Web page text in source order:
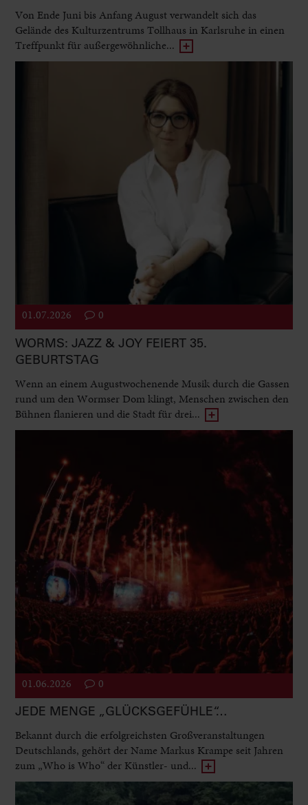
Von Ende Juni bis Anfang August verwandelt sich das
Gelände des Kulturzentrums Tollhaus in Karlsruhe in einen
Treffpunkt für außergewöhnliche...
01.07.2026 0
WORMS: JAZZ & JOY FEIERT 35.
GEBURTSTAG
Wenn an einem Augustwochenende Musik durch die Gassen
rund um den Wormser Dom klingt, Menschen zwischen den
Bühnen flanieren und die Stadt für drei...
01.06.2026 0
JEDE MENGE „GLÜCKSGEFÜHLE“…
Bekannt durch die erfolgreichsten Großveranstaltungen
Deutschlands, gehört der Name Markus Krampe seit Jahren
zum „Who is Who“ der Künstler- und...